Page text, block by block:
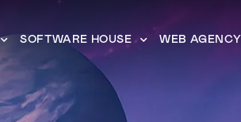
SOFTWARE HOUSE WEB AGENCY